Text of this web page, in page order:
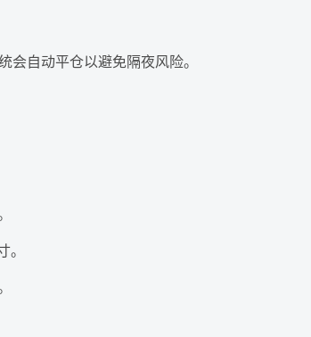
自动平仓以避免隔夜风险。